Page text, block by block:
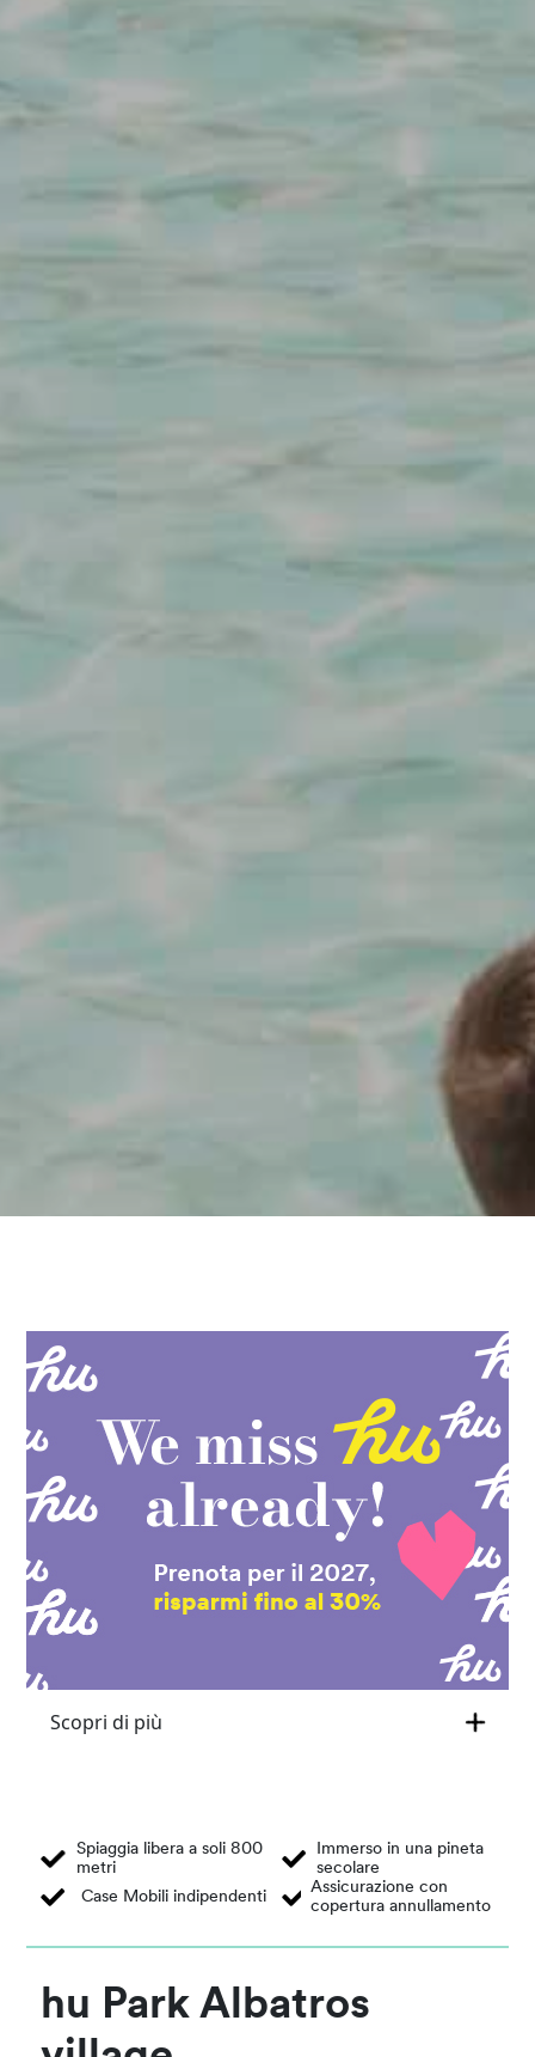
Scopri di più
Spiaggia libera a soli 800
metri
Immerso in una pineta
secolare
Case Mobili indipendenti
Assicurazione con
copertura annullamento
hu Park Albatros